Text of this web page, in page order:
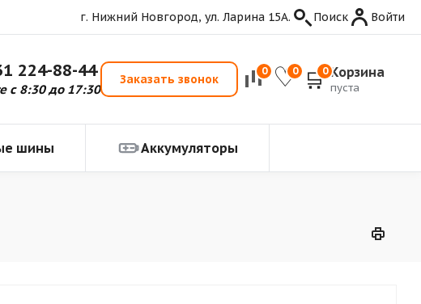
г. Нижний Новгород, ул. Ларина 15А. Поиск Войти
224-88-44
с 8:30 до 17:30
Заказать звонок
0 0 0 Корзина
пуста
шины Аккумуляторы